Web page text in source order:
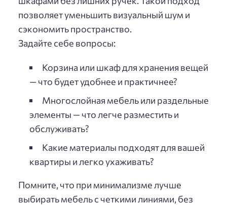
позволяет уменьшить визуальный шум и
сэкономить пространство.
Задайте себе вопросы:
Корзина или шкаф для хранения вещей
— что будет удобнее и практичнее?
Многослойная мебель или раздельные
элементы — что легче разместить и
обслуживать?
Какие материалы подходят для вашей
квартиры и легко ухаживать?
Помните, что при минимализме лучше
выбирать мебель с четкими линиями, без